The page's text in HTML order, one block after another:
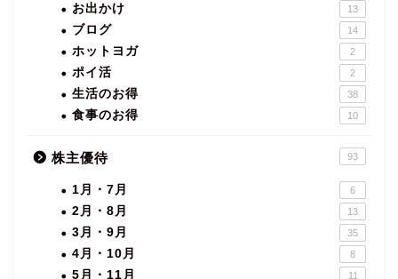
お出かけ 13
ブログ 14
ホットヨガ 2
ポイ活 2
生活のお得 38
食事のお得 10
株主優待 93
1月・7月 6
2月・8月 13
3月・9月 35
4月・10月 8
5月・11月 11